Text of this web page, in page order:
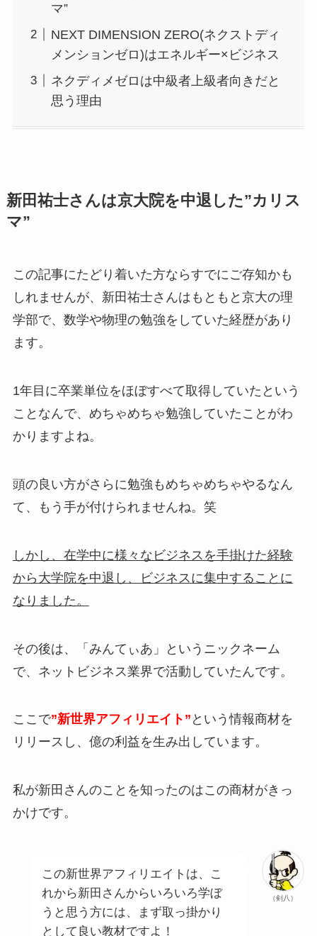
マ”
NEXT DIMENSION ZERO(ネクストディ
メンションゼロ)はエネルギー×ビジネス
ネクディメゼロは中級者上級者向きだと
思う理由
新田祐士さんは京大院を中退した”カリス
マ”
この記事にたどり着いた方ならすでにご存知かも
しれませんが、新田祐士さんはもともと京大の理
学部で、数学や物理の勉強をしていた経歴があり
ます。
1年目に卒業単位をほぼすべて取得していたという
ことなんで、めちゃめちゃ勉強していたことがわ
かりますよね。
頭の良い方がさらに勉強もめちゃめちゃやるなん
て、もう手が付けられませんね。笑
しかし、在学中に様々なビジネスを手掛けた経験
から大学院を中退し、ビジネスに集中することに
なりました。
その後は、「みんてぃあ」というニックネーム
で、ネットビジネス業界で活動していたんです。
ここで”新世界アフィリエイト” という情報商材を
リリースし、億の利益を生み出しています。
私が新田さんのことを知ったのはこの商材がきっ
かけです。
（剣八）
この新世界アフィリエイトは、こ
れから新田さんからいろいろ学ぼ
うと思う方には、まず取っ掛かり
として良い教材ですよ！